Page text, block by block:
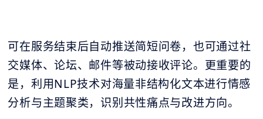
可在服务结束后自动推送简短问卷，也可通过社
交媒体、论坛、邮件等被动接收评论。更重要的
是，利用NLP技术对海量非结构化文本进行情感
分析与主题聚类，识别共性痛点与改进方向。